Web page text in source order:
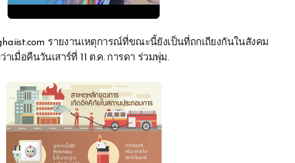
รายงานเหตุการณ์ที่ขณะนี้ยังเป็นที่ถกเถียงกันในสังคม
เมื่อคืนวันเสาร์ที่ 11 ต.ค. การดา ร่วมพุ่ม.